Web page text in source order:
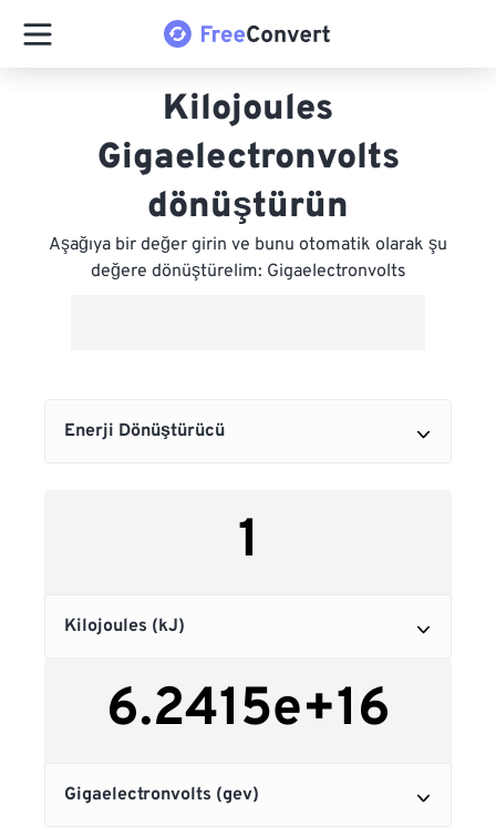
Kilojoules
Gigaelectronvolts
dönüştürün
Aşağıya bir değer girin ve bunu otomatik olarak şu
değere dönüştürelim: Gigaelectronvolts